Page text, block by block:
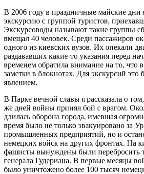
В 2006 году в праздничные майские дни
экскурсию с группой туристов,
Экскурсоводы называют такие группы
вмещал 40 человек. Среди пассажиров
одного из киевских вузов. Их опекали
раздававших какие-то указания перед
временем обратила внимание на то, что
заметки в блокнотах. Для экскурсий
явлением.
В Парке вечной славы я рассказала о
же дней войны принял бой с врагом.
длилась оборона города, имевшая
время было не только эвакуировано за
промышленных предприятий, но и
немецких войск на других фронтах. На
фашисты вынуждены были перебросить
генерала Гудериана. В первые месяцы
было уничтожено более 100 тысяч